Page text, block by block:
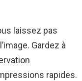
laissez pas
Gardez à
rapides.